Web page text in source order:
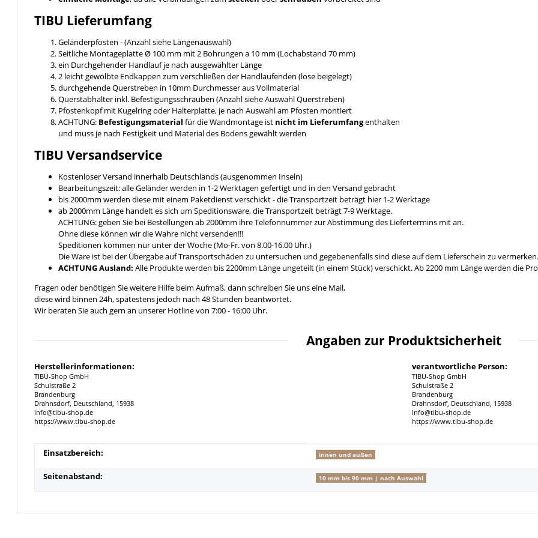
TIBU Lieferumfang
Geländerpfosten - (Anzahl siehe Längenauswahl)
Seitliche Montageplatte Ø 100 mm mit 2 Bohrungen a 10 mm (Lochabstand 70 mm)
ein Durchgehender Handlauf je nach ausgewählter Länge
2 leicht gewölbte Endkappen zum verschließen der Handlaufenden (lose beigelegt)
durchgehende Querstreben in 10mm Durchmesser aus Vollmaterial
Querstabhalter inkl. Befestigungsschrauben (Anzahl siehe Auswahl Querstreben)
Pfostenkopf mit Kugelring oder Halterplatte, je nach Auswahl am Pfosten montiert
ACHTUNG: Befestigungsmaterial für die Wandmontage ist nicht im Lieferumfangenthalten
und muss je nach Festigkeit und Material des Bodens gewählt werden
TIBU Versandservice
Kostenloser Versand innerhalb Deutschlands (ausgenommen Inseln)
Bearbeitungszeit: alle Geländer werden in 1-2 Werktagen gefertigt und in den Versand gebracht
bis 2000mm werden diese mit einem Paketdienst verschickt - die Transportzeit beträgt hier 1-2 Werktage
ab 2000mm Länge handelt es sich um Speditionsware, die Transportzeit beträgt 7-9 Werktage.
ACHTUNG: geben Sie bei Bestellungen ab 2000mm ihre Telefonnummer zur Abstimmung des Liefertermins mit an.
Ohne diese können wir die Wahre nicht versenden!!!
Speditionen kommen nur unter der Woche (Mo-Fr. von 8.00-16.00 Uhr.)
Die Ware ist bei der Übergabe auf Transportschäden zu untersuchen und gegebenenfalls sind diese auf dem Lieferschein zu vermerken.
ACHTUNG Ausland: Alle Produkte werden bis 2200mm Länge ungeteilt (in einem Stück) verschickt. Ab 2200 mm Länge werden die
Fragen oder benötigen Sie weitere Hilfe beim Aufmaß, dann schreiben Sie uns eine Mail,
diese wird binnen 24h, spätestens jedoch nach 48 Stunden beantwortet.
Wir beraten Sie auch gern an unserer Hotline von 7:00 - 16:00 Uhr.
Angaben zur Produktsicherheit
Herstellerinformationen:
TIBU-Shop GmbH
Schulstraße 2
Brandenburg
Drahnsdorf, Deutschland, 15938
info@tibu-shop.de
https://www.tibu-shop.de
verantwortliche Person:
TIBU-Shop GmbH
Schulstraße 2
Brandenburg
Drahnsdorf, Deutschland, 15938
info@tibu-shop.de
https://www.tibu-shop.de
Produkteigenschaft
Wert
Einsatzbereich: innen und außen
Seitenabstand: 10 mm bis 90 mm | nach Auswahl